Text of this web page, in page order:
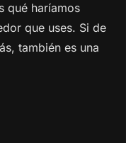
qué haríamos
que uses. Si de
también es una